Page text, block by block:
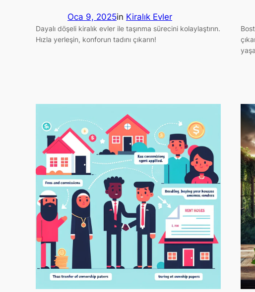
Oca 9, 2025in Kiralık Evler
Dayalı döşeli kiralık evler ile taşınma sürecini kolaylaştırın.
Hızla yerleşin, konforun tadını çıkarın!